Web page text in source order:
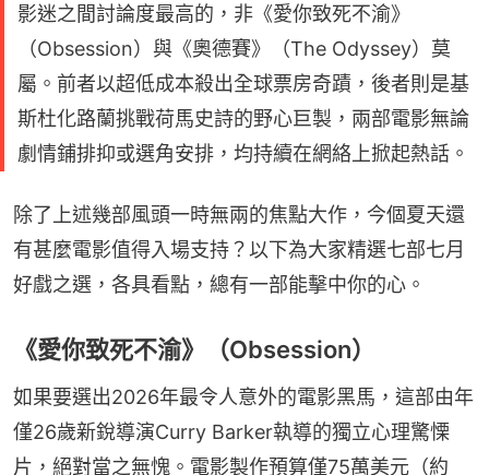
影迷之間討論度最高的，非《愛你致死不渝》
（Obsession）與《奧德賽》（The Odyssey）莫
屬。前者以超低成本殺出全球票房奇蹟，後者則是基
斯杜化路蘭挑戰荷馬史詩的野心巨製，兩部電影無論
劇情鋪排抑或選角安排，均持續在網絡上掀起熱話。
除了上述幾部風頭一時無兩的焦點大作，今個夏天還
有甚麼電影值得入場支持？以下為大家精選七部七月
好戲之選，各具看點，總有一部能擊中你的心。
《愛你致死不渝》（Obsession）
如果要選出2026年最令人意外的電影黑馬，這部由年
僅26歲新銳導演Curry Barker執導的獨立心理驚慄
片，絕對當之無愧。電影製作預算僅75萬美元（約